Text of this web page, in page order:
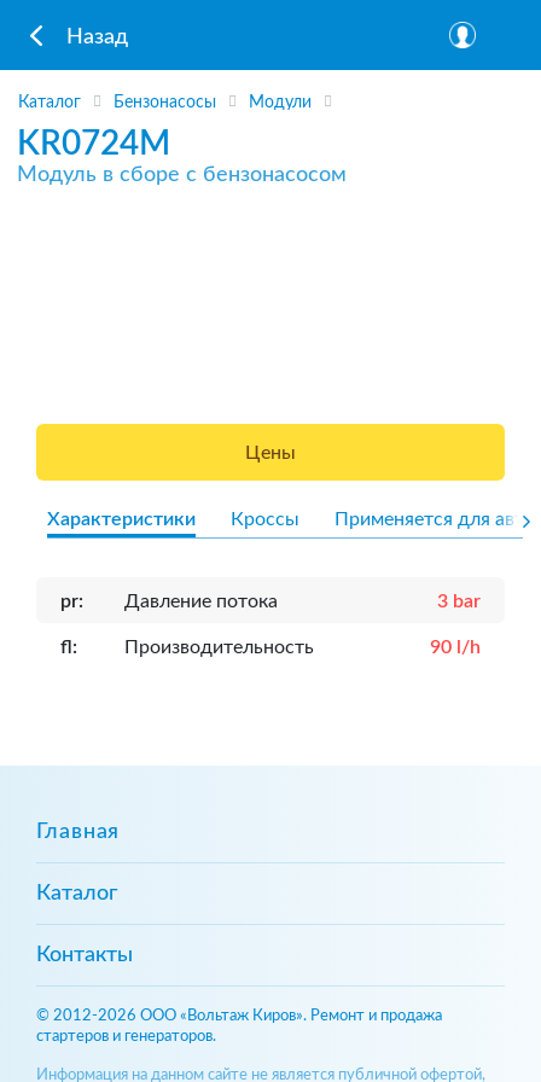
Назад
Каталог Бензонасосы Модули
KR0724M
Модуль в сборе с бензонасосом
Цены
Характеристики Кроссы Применяется для авто
pr: Давление потока 3 bar
fl: Производительность 90 l/h
Главная
Каталог
Контакты
© 2012-2026 ООО «Вольтаж Киров». Ремонт и продажа
стартеров и генераторов.
Информация на данном сайте не является публичной офертой,